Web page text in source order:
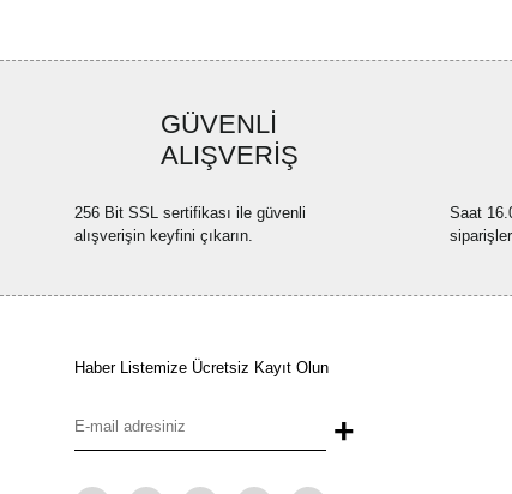
GÜVENLİ
ALIŞVERİŞ
256 Bit SSL sertifikası ile güvenli
alışverişin keyfini çıkarın.
Saat
Haber Listemize Ücretsiz Kayıt Olun
+